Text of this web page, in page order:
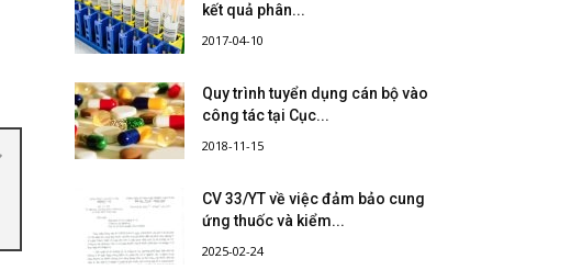
kết quả phân...
2017-04-10
Quy trình tuyển dụng cán bộ vào
công tác tại Cục...
2018-11-15
CV 33/YT về việc đảm bảo cung
ứng thuốc và kiểm...
2025-02-24